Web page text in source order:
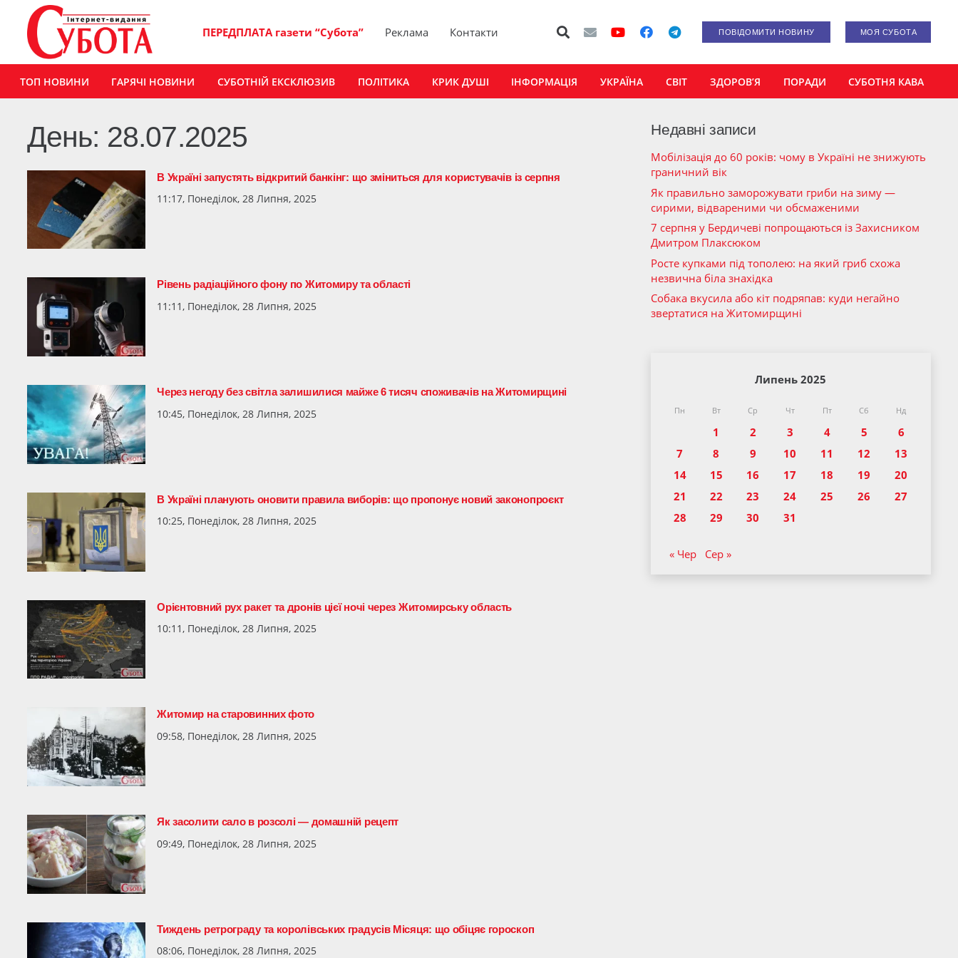
ПЕРЕДПЛАТА газети “Субота” Реклама Контакти ПОВІДОМИТИ НОВИНУ МОЯ СУБОТА
ТОП НОВИНИ ГАРЯЧІ НОВИНИ СУБОТНІЙ ЕКСКЛЮЗИВ ПОЛІТИКА КРИК ДУШІ ІНФОРМАЦІЯ УКРАЇНА СВІТ ЗДОРОВ’Я ПОРАДИ СУБОТНЯ КАВА
День: 28.07.2025
В Україні запустять відкритий банкінг: що зміниться для користувачів із серпня
11:17, Понеділок, 28 Липня, 2025
Рівень радіаційного фону по Житомиру та області
11:11, Понеділок, 28 Липня, 2025
Через негоду без світла залишилися майже 6 тисяч споживачів на Житомирщині
10:45, Понеділок, 28 Липня, 2025
В Україні планують оновити правила виборів: що пропонує новий законопроєкт
10:25, Понеділок, 28 Липня, 2025
Орієнтовний рух ракет та дронів цієї ночі через Житомирську область
10:11, Понеділок, 28 Липня, 2025
Житомир на старовинних фото
09:58, Понеділок, 28 Липня, 2025
Як засолити сало в розсолі — домашній рецепт
09:49, Понеділок, 28 Липня, 2025
Тиждень ретрограду та королівських градусів Місяця: що обіцяє гороскоп
08:06, Понеділок, 28 Липня, 2025
Недавні записи
Мобілізація до 60 років: чому в Україні не знижують
граничний вік
Як правильно заморожувати гриби на зиму —
сирими, відвареними чи обсмаженими
7 серпня у Бердичеві попрощаються із Захисником
Дмитром Плаксюком
Росте купками під тополею: на який гриб схожа
незвична біла знахідка
Собака вкусила або кіт подряпав: куди негайно
звертатися на Житомирщині
Липень 2025
Пн Вт Ср Чт Пт Сб Нд
1 2 3 4 5
6
7
8 9 10 11 12
13
14
15 16 17 18 19
20
21
22 23 24 25 26
27
28
29 30 31
« Чер Сер »